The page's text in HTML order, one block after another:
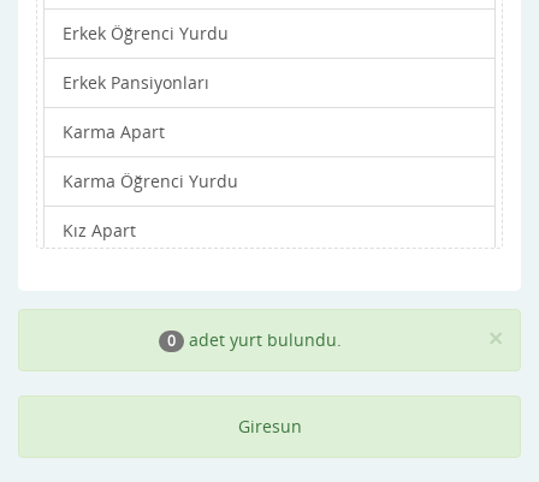
Piraziz
Şebinkarahisar
Tirebolu
Yağlıdere
Erkek Öğrenci Yurdu
Erkek Pansiyonları
Karma Apart
Karma Öğrenci Yurdu
Kız Apart
Kız Pansiyonları ×
0 adet yurt bulundu.
Giresun